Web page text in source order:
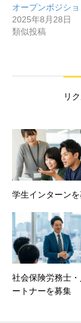
オープンボジシ
2025年8月28日
類似投稿
リ
学生インターン
社会保険労務士
ートナーを募集